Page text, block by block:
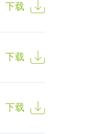
下载
下载
下载